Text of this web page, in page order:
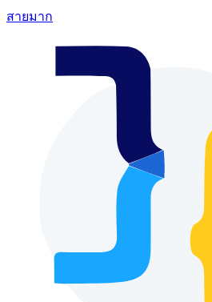
สายมาก